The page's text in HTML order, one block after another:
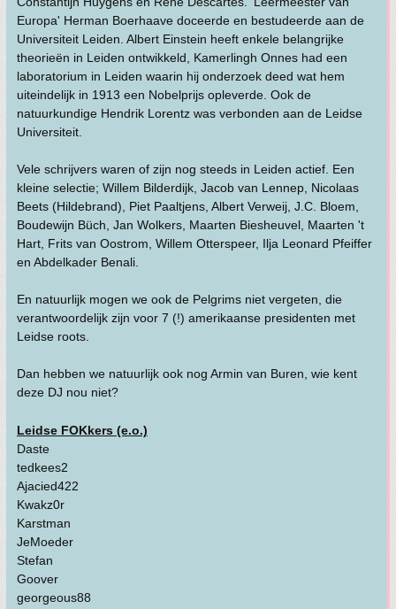
Europa' Herman Boerhaave doceerde en bestudeerde aan de
Universiteit Leiden. Albert Einstein heeft enkele belangrijke
theorieën in Leiden ontwikkeld, Kamerlingh Onnes had een
laboratorium in Leiden waarin hij onderzoek deed wat hem
uiteindelijk in 1913 een Nobelprijs opleverde. Ook de
natuurkundige Hendrik Lorentz was verbonden aan de Leidse
Universiteit.
Vele schrijvers waren of zijn nog steeds in Leiden actief. Een
kleine selectie; Willem Bilderdijk, Jacob van Lennep, Nicolaas
Beets (Hildebrand), Piet Paaltjens, Albert Verweij, J.C. Bloem,
Boudewijn Büch, Jan Wolkers, Maarten Biesheuvel, Maarten 't
Hart, Frits van Oostrom, Willem Otterspeer, Ilja Leonard Pfeiffer
en Abdelkader Benali.
En natuurlijk mogen we ook de Pelgrims niet vergeten, die
verantwoordelijk zijn voor 7 (!) amerikaanse presidenten met
Leidse roots.
Dan hebben we natuurlijk ook nog Armin van Buren, wie kent
deze DJ nou niet?
Leidse FOKkers (e.o.)
Daste
tedkees2
Ajacied422
Kwakz0r
Karstman
JeMoeder
Stefan
Goover
georgeous88